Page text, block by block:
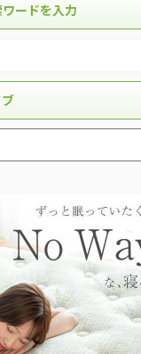
ードを入力